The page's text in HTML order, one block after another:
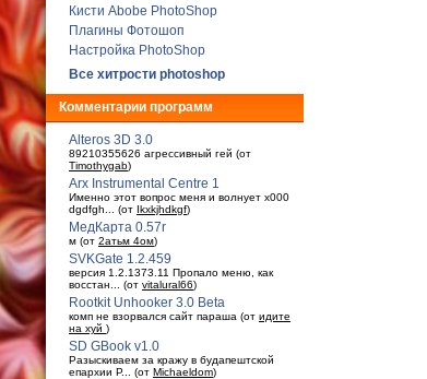
Кисти Abobe PhotoShop
Плагины Фотошоп
Настройка PhotoShop
Все хитрости photoshop
Комментарии программ
Alteros 3D 3.0
89210355626 агрессивный гей (от
Timothygab)
Arx Instrumental Centre 1
Именно этот вопрос меня и волнует x000
dgdfgh... (от Ikxkjhdkgf)
МедКарта 0.57r
м (от 2атьм 4ом)
SVKGate 1.2.459
версия 1.2.1373.11 Пропало меню, как
восстан... (от vitalural66)
Rootkit Unhooker 3.0 Beta
комп не взорвался сайт параша (от идите
на хуй )
SD GBook v1.0
Разыскиваем за кражу в будaпештской
епархии Р... (от Michaeldom)